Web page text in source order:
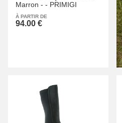
Marron - - PRIMIGI
À PARTIR DE
94.00 €